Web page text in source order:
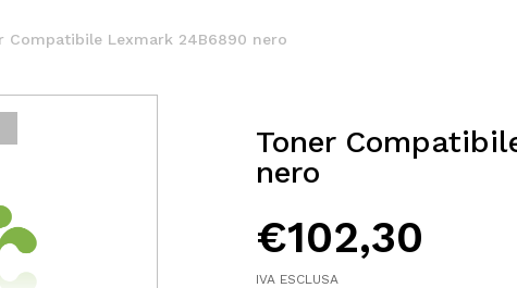
Compatibile Lexmark 24B6890 nero
Toner
nero
€102,30
IVA ESCLUSA